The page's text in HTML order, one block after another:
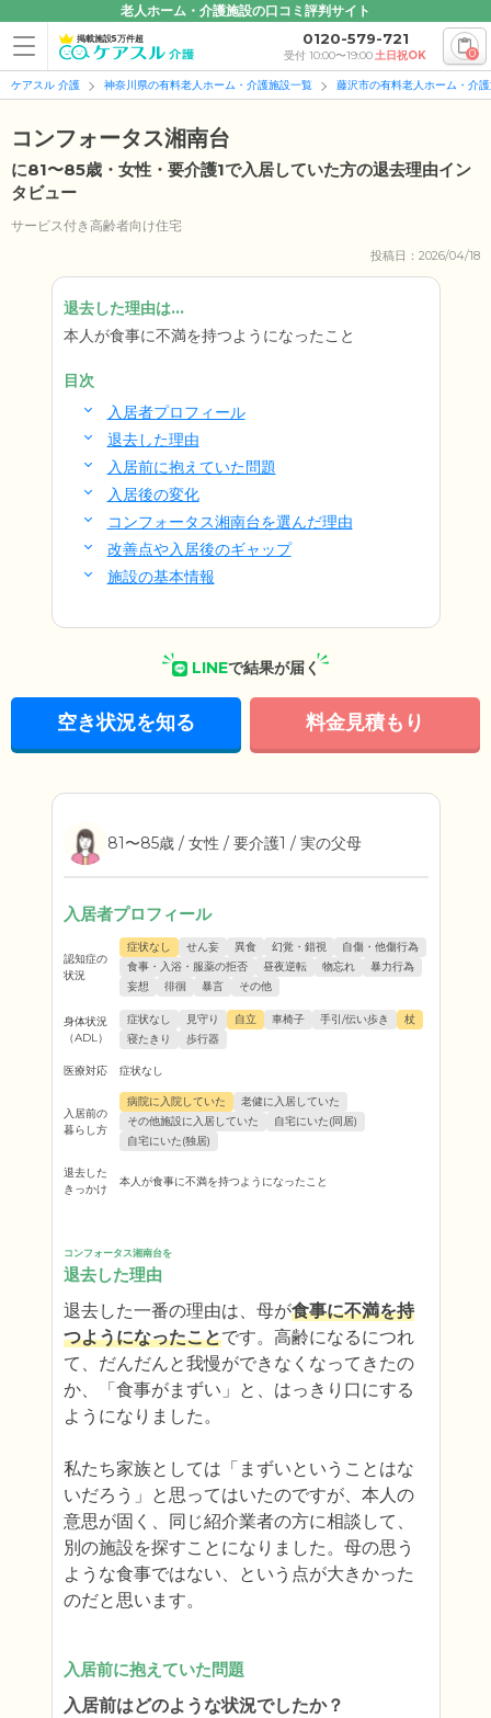
老人ホーム・介護施設の口コミ評判サイト
掲載施設5万件超 0120-579-721
受付 10:00〜19:00土日祝OK 0
ケアスル 介護 神奈川県の有料老人ホーム・介護施設一覧 藤沢市の有料老人ホーム・介
コンフォータス湘南台
に81〜85歳・女性・要介護1で入居していた方の退去理由イン
タビュー
サービス付き高齢者向け住宅
投稿日：2026/04/18
退去した理由は...
本人が食事に不満を持つようになったこと
目次
入居者プロフィール
退去した理由
入居前に抱えていた問題
入居後の変化
コンフォータス湘南台を選んだ理由
改善点や入居後のギャップ
施設の基本情報
LINEで結果が届く
空き状況を知る 料金見積もり
81〜85歳 / 女性 / 要介護1 / 実の父母
入居者プロフィール
認知症の
状況
症状なし せん妄 異食 幻覚・錯視
自傷・他傷行為
食事・入浴・服薬の拒否
昼夜逆転 物忘れ
暴力行為
妄想
徘徊 暴言 その他
身体状況
（ADL）
症状なし 見守り 自立 車椅子 手引/伝い歩き
杖
寝たきり
歩行器
医療対応 症状なし
入居前の
暮らし方
病院に入院していた
老健に入居していた
その他施設に入居していた
自宅にいた(同居)
自宅にいた(独居)
退去した
きっかけ
本人が食事に不満を持つようになったこと
コンフォータス湘南台を
退去した理由
退去した一番の理由は、母が食事に不満を持
つようになったことです。高齢になるにつれ
て、だんだんと我慢ができなくなってきたの
か、「食事がまずい」と、はっきり口にする
ようになりました。
私たち家族としては「まずいということはな
いだろう」と思ってはいたのですが、本人の
意思が固く、同じ紹介業者の方に相談して、
別の施設を探すことになりました。母の思う
ような食事ではない、という点が大きかった
のだと思います。
入居前に抱えていた問題
入居前はどのような状況でしたか？